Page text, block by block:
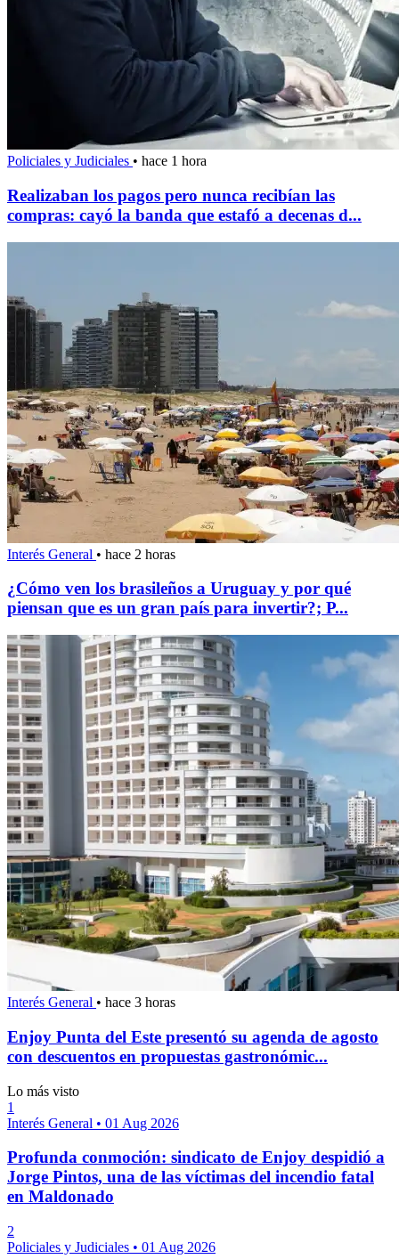
Policiales y Judiciales • hace 1 hora
Realizaban los pagos pero nunca recibían las
compras: cayó la banda que estafó a decenas d...
Interés General • hace 2 horas
¿Cómo ven los brasileños a Uruguay y por qué
piensan que es un gran país para invertir?; P...
Interés General • hace 3 horas
Enjoy Punta del Este presentó su agenda de agosto
con descuentos en propuestas gastronómic...
Lo más visto
1
Interés General • 01 Aug 2026
Profunda conmoción: sindicato de Enjoy despidió a
Jorge Pintos, una de las víctimas del incendio fatal
en Maldonado
2
Policiales y Judiciales • 01 Aug 2026